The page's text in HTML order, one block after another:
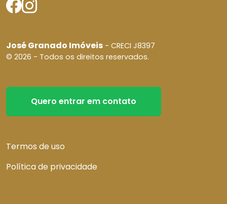
José Granado Imóveis - CRECI J8397
© 2026 - Todos os direitos reservados.
Quero entrar em contato
Termos de uso
Política de privacidade